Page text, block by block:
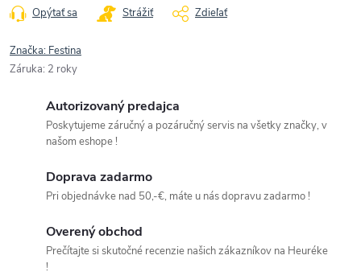
Opýtať sa Strážiť Zdieľať
Značka: Festina
Záruka: 2 roky
Autorizovaný predajca
Poskytujeme záručný a pozáručný servis na všetky značky, v
našom eshope !
Doprava zadarmo
Pri objednávke nad 50,-€, máte u nás dopravu zadarmo !
Overený obchod
Prečítajte si skutočné recenzie našich zákazníkov na Heuréke
!